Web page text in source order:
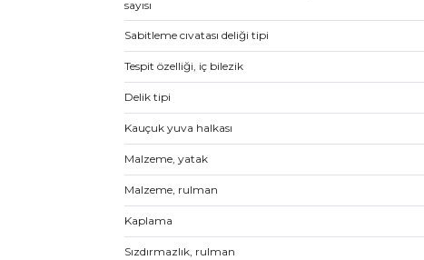
sayısı
Sabitleme cıvatası deliği tipi
Tespit özelliği, iç bilezik
Delik tipi
Kauçuk yuva halkası
Malzeme, yatak
Malzeme, rulman
Kaplama
Sızdırmazlık, rulman